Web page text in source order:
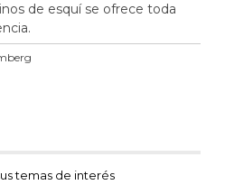
de esquí se ofrece toda
temas de interés